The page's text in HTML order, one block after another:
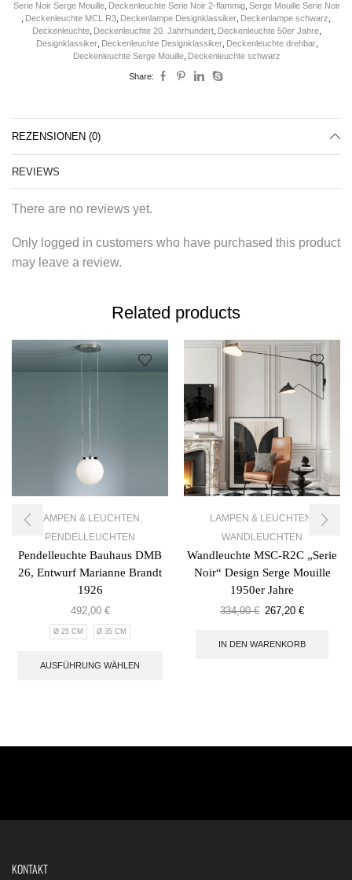
Serie Noir Serge Mouille Deckenleuchte Serie Noir 2-flammig Serge Mouille Serie Noir
Deckenleuchte MCL R3 Deckenlampe Designklassiker Deckenlampe schwarz
Deckenleuchte Deckenleuchte 20. Jahrhundert Deckenleuchte 50er Jahre
Designklassiker, Deckenleuchte Designklassiker, Deckenleuchte drehbar,
Deckenleuchte Serge Mouille Deckenleuchte schwarz
Share:
REZENSIONEN (0)
REVIEWS
There are no reviews yet.
Only logged in customers who have purchased this product
may leave a review.
Related products
LAMPEN & LEUCHTEN ,
PENDELLEUCHTEN
Pendelleuchte Bauhaus DMB
26, Entwurf Marianne Brandt
1926
492,00 €
Ø 25 CM Ø 35 CM
AUSFÜHRUNG WÄHLEN
LAMPEN & LEUCHTEN
WANDLEUCHTEN
Wandleuchte MSC-R2C „Serie
Noir“ Design Serge Mouille
1950er Jahre
334,00€ 267,20 €
IN DEN WARENKORB
KONTAKT